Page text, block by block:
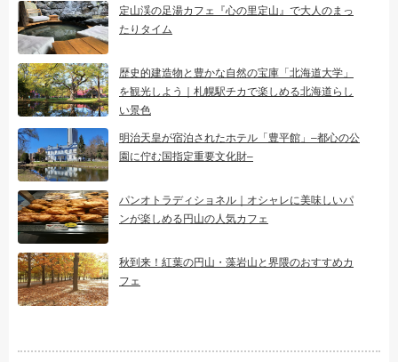
定山渓の足湯カフェ『心の里定山』で大人のまっ
たりタイム
歴史的建造物と豊かな自然の宝庫「北海道大学」
を観光しよう｜札幌駅チカで楽しめる北海道らし
い景色
明治天皇が宿泊されたホテル「豊平館」–都心の公
園に佇む国指定重要文化財–
パンオトラディショネル｜オシャレに美味しいパ
ンが楽しめる円山の人気カフェ
秋到来！紅葉の円山・藻岩山と界隈のおすすめカ
フェ